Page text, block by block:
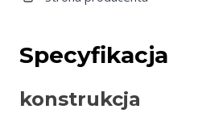
Specyfikacja
konstrukcja